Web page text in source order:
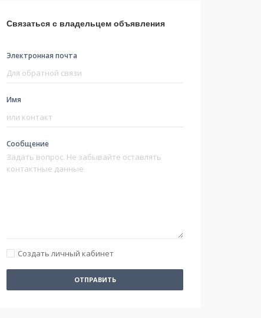
Связаться с владельцем объявления
Электронная почта
Имя
Сообщение
Создать личный кабинет
ОТПРАВИТЬ